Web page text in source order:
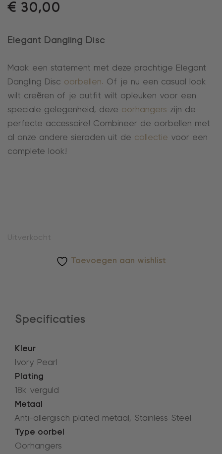
€ 30,00
Elegant Dangling Disc
Maak een statement met deze prachtige Elegant
Dangling Disc oorbellen. Of je nu een casual look
wilt creëren of je outfit wilt opleuken voor een
speciale gelegenheid, deze oorhangers zijn de
perfecte accessoire! Combineer de oorbellen met
al onze andere sieraden uit de collectie voor een
complete look!
Uitverkocht
Toevoegen aan wishlist
Specificaties
Kleur
Ivory Pearl
Plating
18k verguld
Metaal
Anti-allergisch plated metaal, Stainless Steel
Type oorbel
Oorhangers